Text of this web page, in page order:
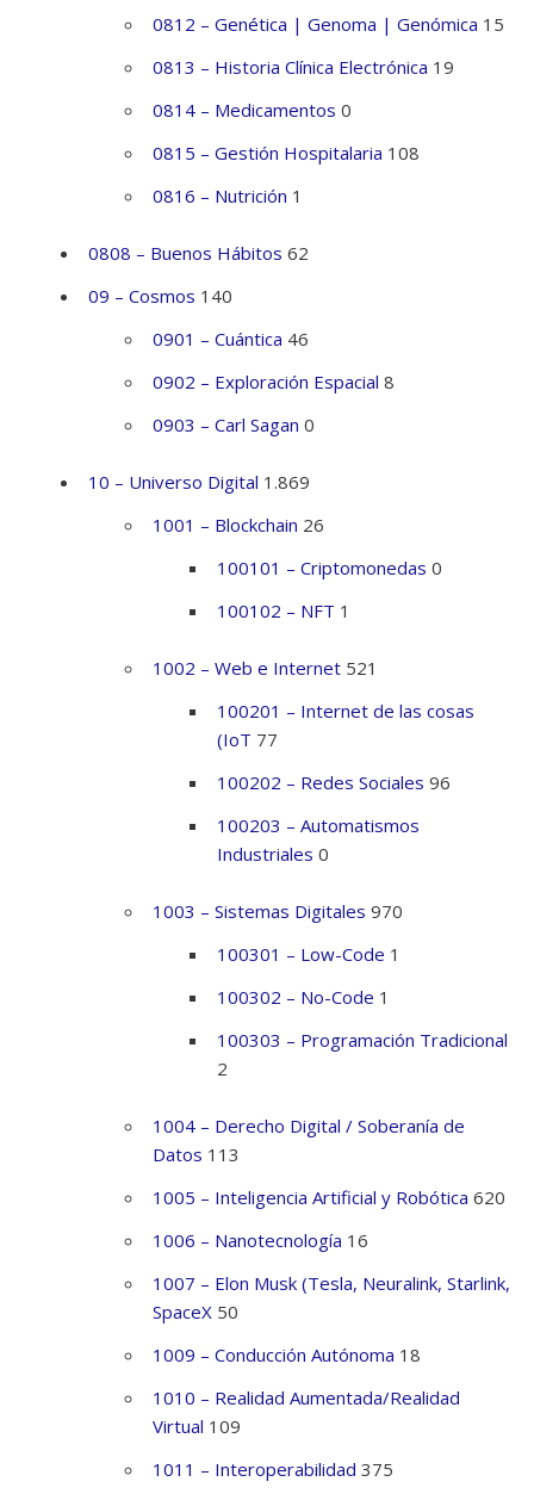
0812 – Genética | Genoma | Genómica 15
0813 – Historia Clínica Electrónica 19
0814 – Medicamentos 0
0815 – Gestión Hospitalaria 108
0816 – Nutrición 1
0808 – Buenos Hábitos 62
09 – Cosmos 140
0901 – Cuántica 46
0902 – Exploración Espacial 8
0903 – Carl Sagan 0
10 – Universo Digital 1.869
1001 – Blockchain 26
100101 – Criptomonedas 0
100102 – NFT 1
1002 – Web e Internet 521
100201 – Internet de las cosas
(IoT 77
100202 – Redes Sociales 96
100203 – Automatismos
Industriales 0
1003 – Sistemas Digitales 970
100301 – Low-Code 1
100302 – No-Code 1
100303 – Programación Tradicional
2
1004 – Derecho Digital / Soberanía de
Datos 113
1005 – Inteligencia Artificial y Robótica 620
1006 – Nanotecnología 16
1007 – Elon Musk (Tesla, Neuralink, Starlink,
SpaceX 50
1009 – Conducción Autónoma 18
1010 – Realidad Aumentada/Realidad
Virtual 109
1011 – Interoperabilidad 375